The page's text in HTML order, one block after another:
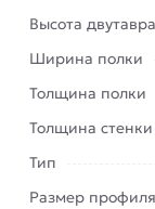
Двутавровые
тяжело
Высота двутавра
Ширина полки
Толщина полки
Толщина стенки
Тип
Размер профиля